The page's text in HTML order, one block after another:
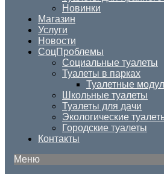
Новинки
Магазин
Услуги
Новости
СоцПроблемы
Социальные туалеты
Туалеты в парках
Туалетные
Школьные туалеты
Туалеты для дачи
Экологические
Городские туалеты
Контакты
Меню